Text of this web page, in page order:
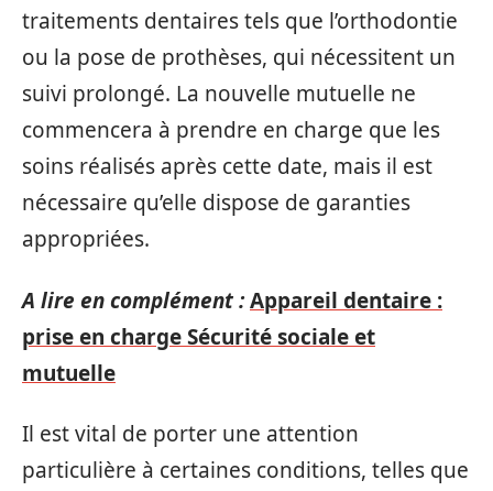
traitements dentaires tels que l’orthodontie
ou la pose de prothèses, qui nécessitent un
suivi prolongé. La nouvelle mutuelle ne
commencera à prendre en charge que les
soins réalisés après cette date, mais il est
nécessaire qu’elle dispose de garanties
appropriées.
A lire en complément :Appareil dentaire :
prise en charge Sécurité sociale et
mutuelle
Il est vital de porter une attention
particulière à certaines conditions, telles que